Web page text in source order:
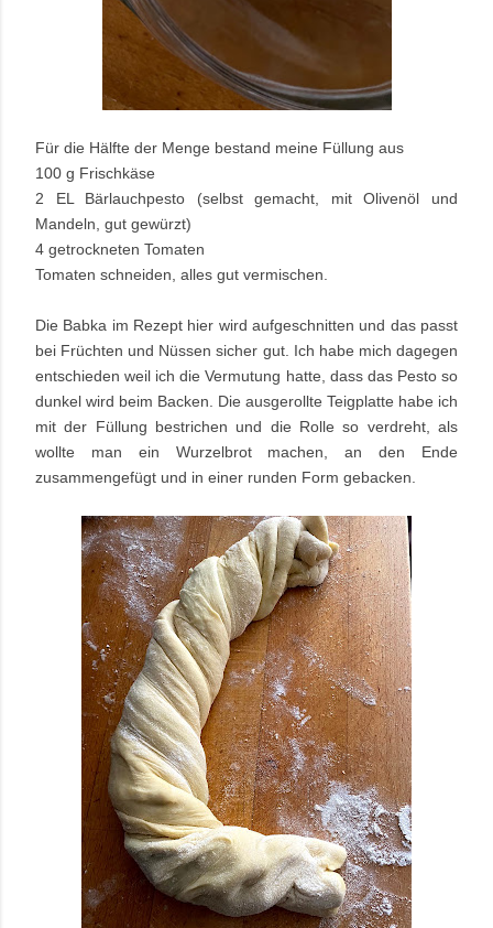
Für die Hälfte der Menge bestand meine Füllung aus
100 g Frischkäse
2 EL Bärlauchpesto (selbst gemacht, mit Olivenöl und
Mandeln, gut gewürzt)
4 getrockneten Tomaten
Tomaten schneiden, alles gut vermischen.
Die Babka im Rezept hier wird aufgeschnitten und das passt
bei Früchten und Nüssen sicher gut. Ich habe mich dagegen
entschieden weil ich die Vermutung hatte, dass das Pesto so
dunkel wird beim Backen. Die ausgerollte Teigplatte habe ich
mit der Füllung bestrichen und die Rolle so verdreht, als
wollte man ein Wurzelbrot machen, an den Ende
zusammengefügt und in einer runden Form gebacken.